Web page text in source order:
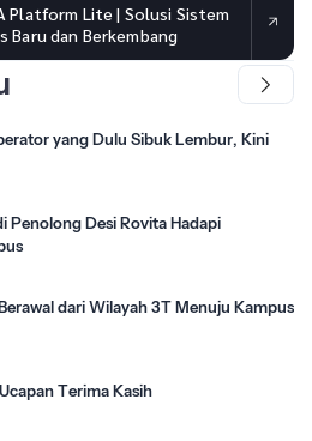
Platform Lite | Solusi Sistem
Baru dan Berkembang
yang Dulu Sibuk Lembur, Kini
Penolong Desi Rovita Hadapi
dari Wilayah 3T Menuju Kampus
Terima Kasih